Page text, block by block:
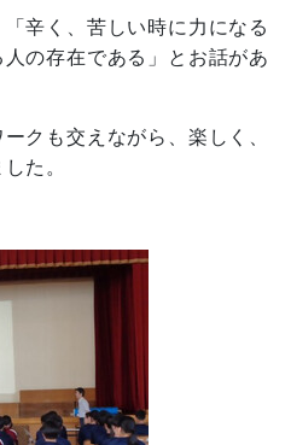
辛く、苦しい時に力になる
の存在である」とお話があ
クも交えながら、楽しく、
た。